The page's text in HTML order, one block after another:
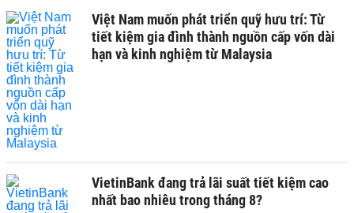
Việt Nam muốn phát triển quỹ hưu trí: Từ
tiết kiệm gia đình thành nguồn cấp vốn dài
hạn và kinh nghiệm từ Malaysia
VietinBank đang trả lãi suất tiết kiệm cao
nhất bao nhiêu trong tháng 8?